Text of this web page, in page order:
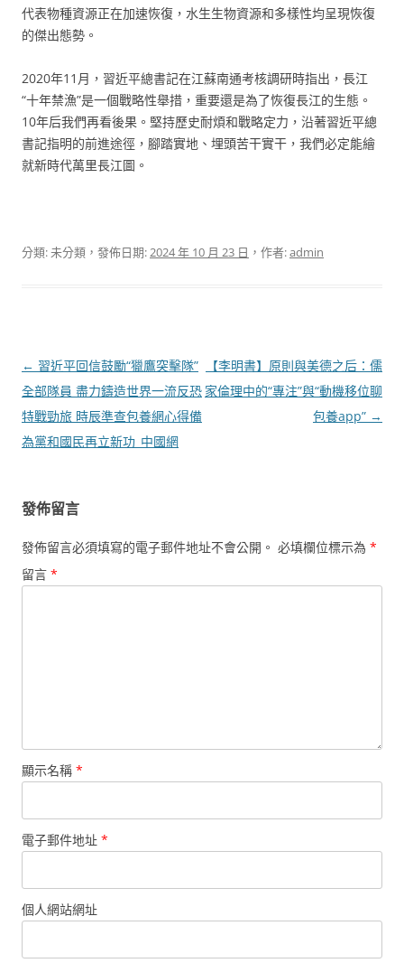
代表物種資源正在加速恢復，水生生物資源和多樣性均呈現恢復
的傑出態勢。
2020年11月，習近平總書記在江蘇南通考核調研時指出，長江
“十年禁漁”是一個戰略性舉措，重要還是為了恢復長江的生態。
10年后我們再看後果。堅持歷史耐煩和戰略定力，沿著習近平總
書記指明的前進途徑，腳踏實地、埋頭苦干實干，我們必定能繪
就新時代萬里長江圖。
分類: 未分類，發佈日期:2024 年 10 月 23 日 ，作者:admin
文
章
導
覽
← 習近平回信鼓勵“獵鷹突擊隊”
全部隊員 盡力鑄造世界一流反恐
特戰勁旅 時辰準查包養網心得備
為黨和國民再立新功_中國網
【李明書】原則與美德之后：儒
家倫理中的“專注”與“動機移位聊
包養app” →
發佈留言
發佈留言必須填寫的電子郵件地址不會公開。 必填欄位標示為 *
留言 *
顯示名稱 *
電子郵件地址 *
個人網站網址